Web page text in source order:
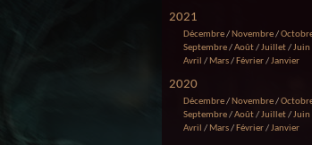
2021
Décembre/ Novembre/
Septembre/Août/Juillet/Juin
Avril / Mars/ Février/Janvier
2020
Décembre/ Novembre/
Septembre/Août/Juillet/Juin
Avril / Mars/ Février/Janvier